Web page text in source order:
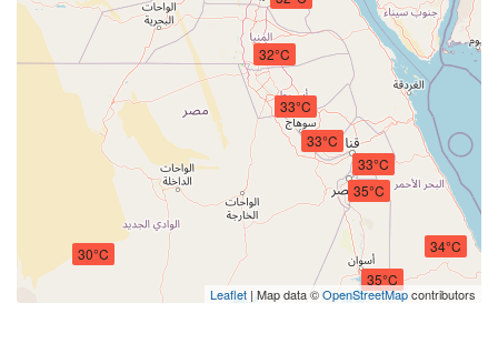
32°C
33°C
33°C
35°C
35°C
30°C
33°C
34°C
Leaflet | Map data ©OpenStreetMapcontributors